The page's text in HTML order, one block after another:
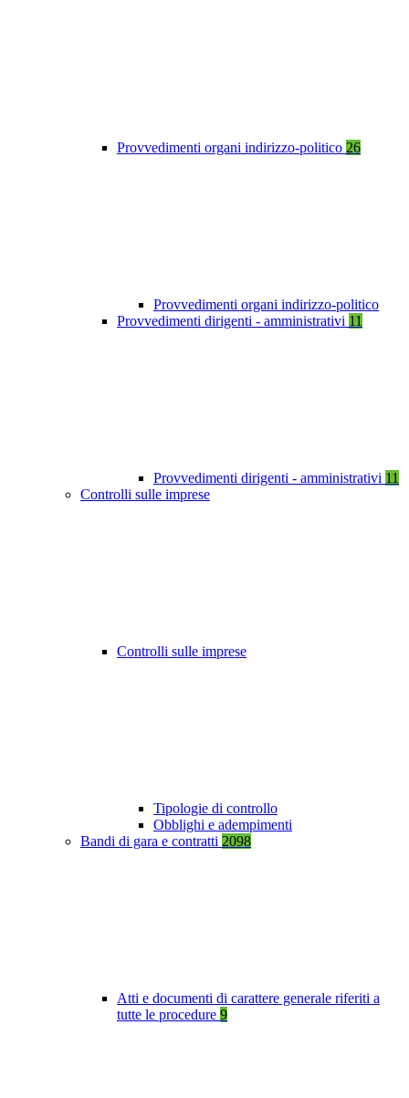
Provvedimenti organi indirizzo-politico 26
Provvedimenti organi indirizzo-politico
Provvedimenti dirigenti - amministrativi 11
Provvedimenti dirigenti - amministrativi 11
Controlli sulle imprese
Controlli sulle imprese
Tipologie di controllo
Obblighi e adempimenti
Bandi di gara e contratti 2098
Atti e documenti di carattere generale riferiti a
tutte le procedure 9